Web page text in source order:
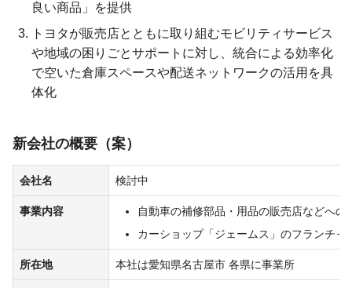
良い商品」を提供
トヨタが販売店とともに取り組むモビリティサービス
や地域の困りごとサポートに対し、統合による効率化
で空いた倉庫スペースや配送ネットワークの活用を具
体化
新会社の概要（案）
会社名 検討中
事業内容
自動車の補修部品・用品の販売店などへの
カーショップ「ジェームス」のフランチ
所在地 本社は愛知県名古屋市 各県に事業所